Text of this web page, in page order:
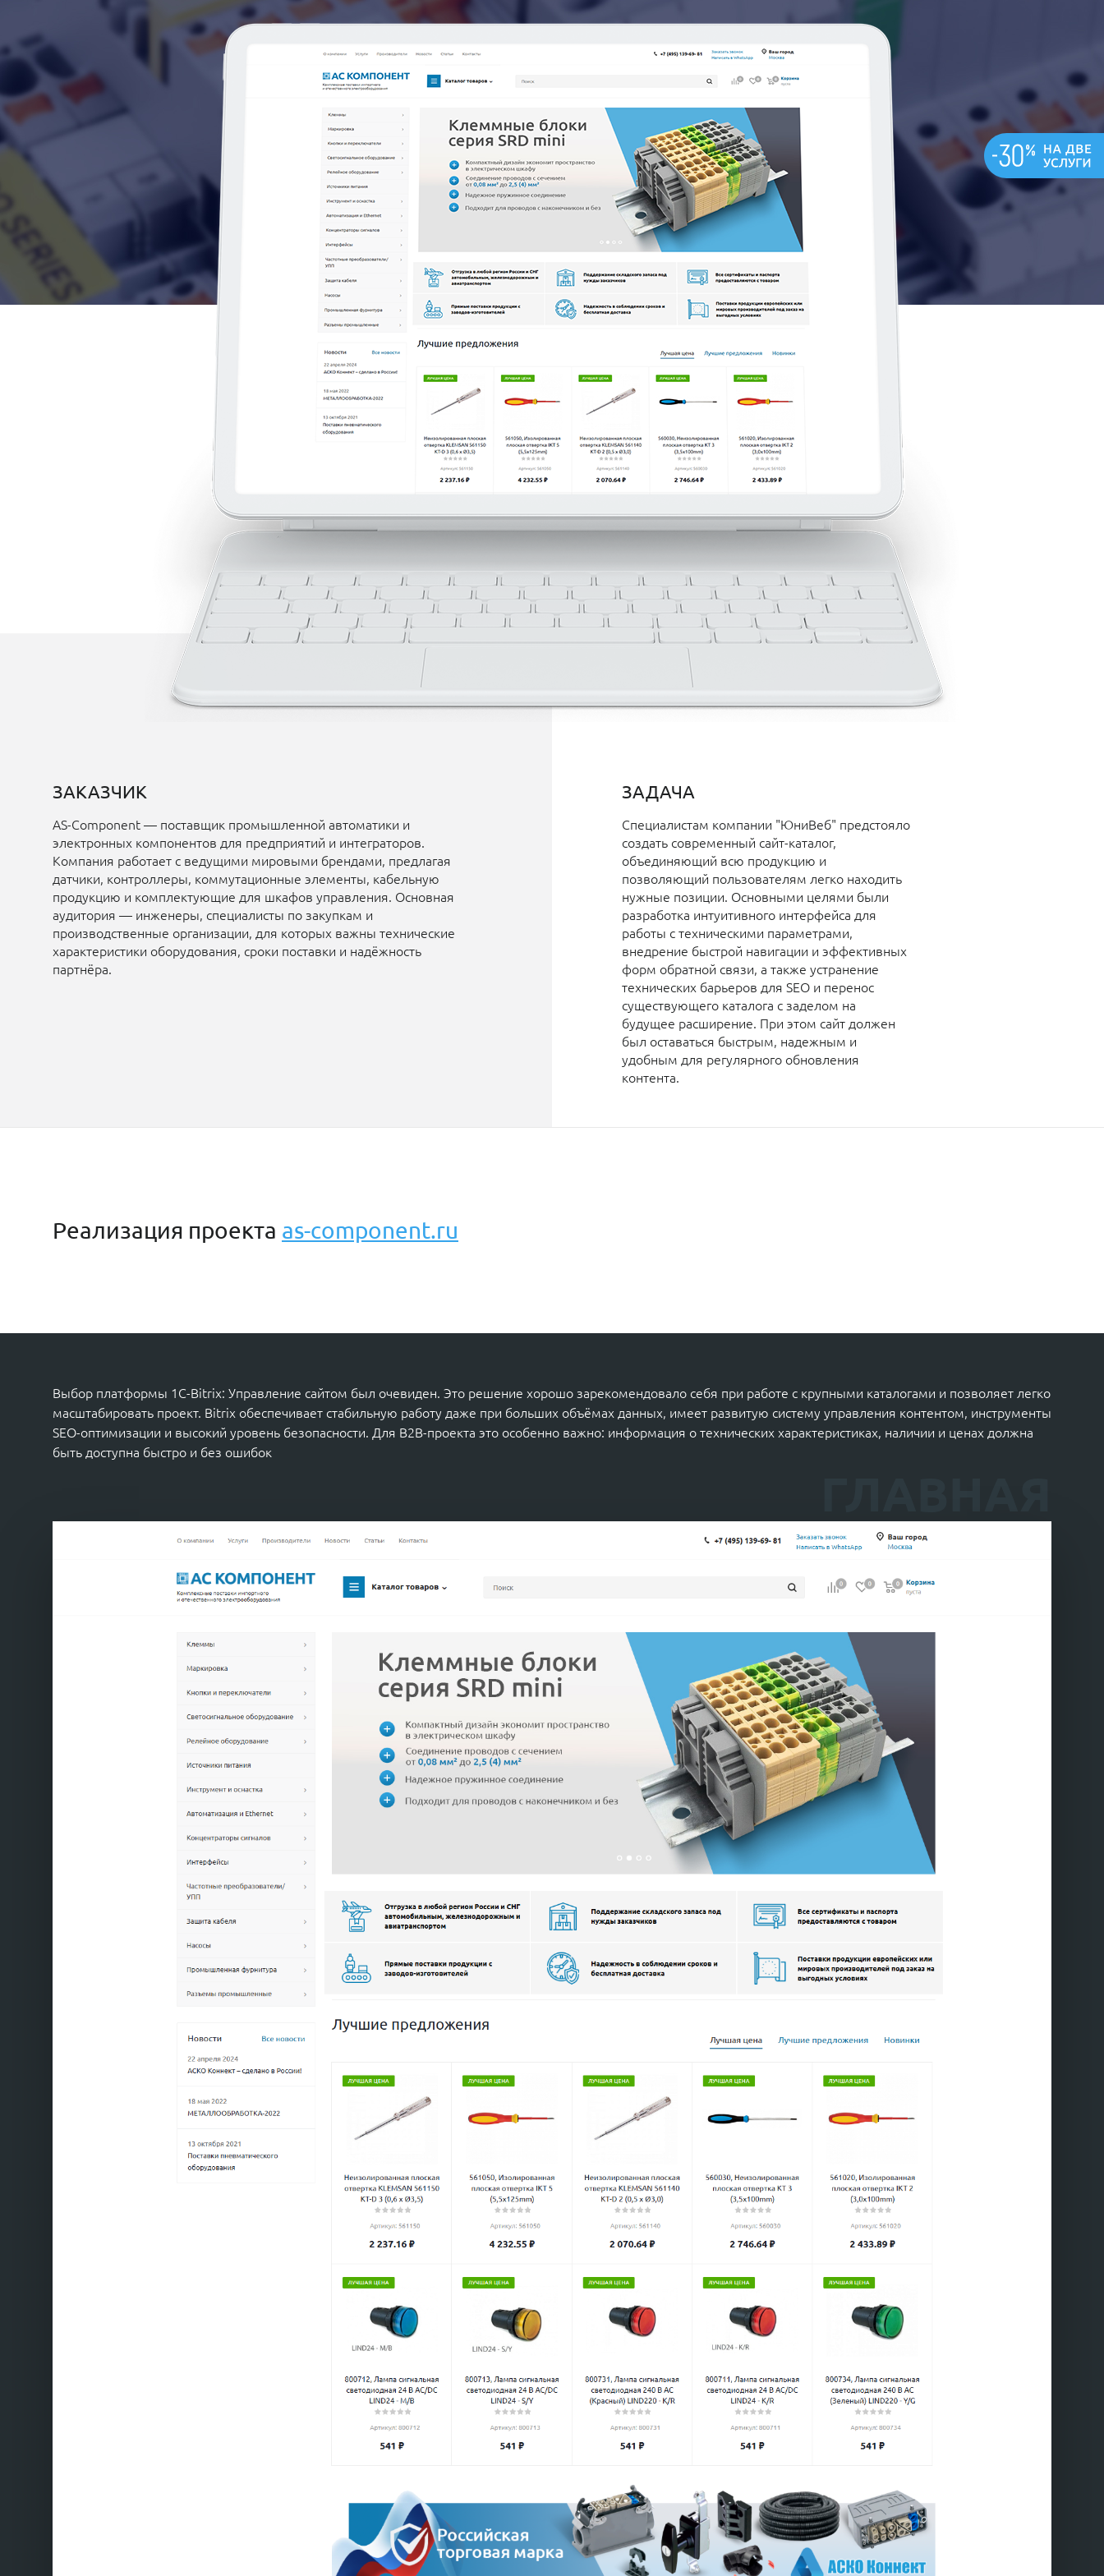
ЗАКАЗЧИК
AS-Component — поставщик промышленной автоматики и
электронных компонентов для предприятий и интеграторов.
Компания работает с ведущими мировыми брендами, предлагая
датчики, контроллеры, коммутационные элементы, кабельную
продукцию и комплектующие для шкафов управления. Основная
аудитория — инженеры, специалисты по закупкам и
производственные организации, для которых важны технические
характеристики оборудования, сроки поставки и надёжность
партнёра.
ЗАДАЧА
Специалистам компании "ЮниВеб" предстояло
создать современный сайт-каталог,
объединяющий всю продукцию и
позволяющий пользователям легко находить
нужные позиции. Основными целями были
разработка интуитивного интерфейса для
работы с техническими параметрами,
внедрение быстрой навигации и эффективных
форм обратной связи, а также устранение
технических барьеров для SEO и перенос
существующего каталога с заделом на
будущее расширение. При этом сайт должен
был оставаться быстрым, надежным и
удобным для регулярного обновления
контента.
Реализация проекта as-component.ru
Выбор платформы 1C-Bitrix: Управление сайтом был очевиден. Это решение хорошо зарекомендовало себя при работе с крупными каталогами и позволяет легко
масштабировать проект. Bitrix обеспечивает стабильную работу даже при больших объёмах данных, имеет развитую систему управления контентом, инструменты
SEO-оптимизации и высокий уровень безопасности. Для B2B-проекта это особенно важно: информация о технических характеристиках, наличии и ценах должна
быть доступна быстро и без ошибок